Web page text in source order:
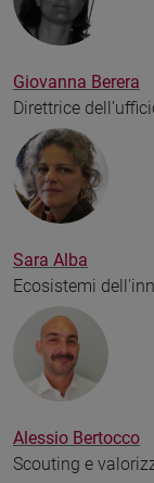
Giovanna Berera
Direttrice
Sara Alba
Ecosistemi
Alessio Bertocco
Scouting e